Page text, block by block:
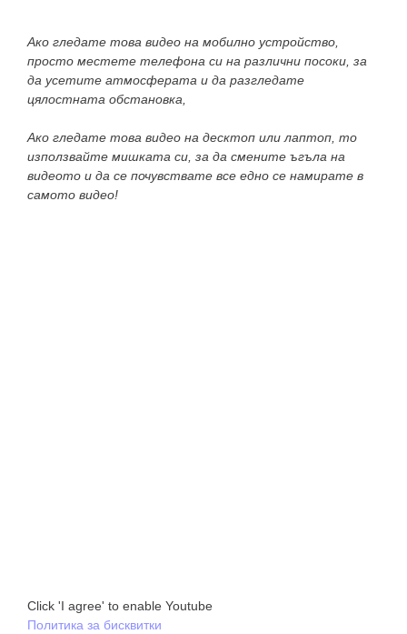
Ако гледате това видео на мобилно устройство,
просто местете телефона си на различни посоки, за
да усетите атмосферата и да разгледате
цялостната обстановка,
Ако гледате това видео на десктоп или лаптоп, то
използвайте мишката си, за да смените ъгъла на
видеото и да се почувствате все едно се намирате в
самото видео!
Click 'I agree' to enable Youtube
Политика за бисквитки